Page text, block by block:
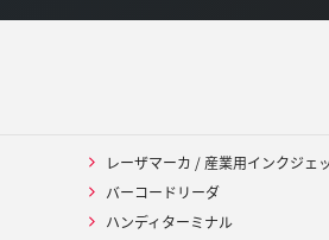
レーザマーカ / 産業用インクジェ
バーコードリーダ
ハンディターミナル